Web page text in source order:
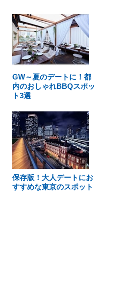
GW～夏のデートに！都
内のおしゃれBBQスポッ
ト3選
保存版！大人デートにお
すすめな東京のスポット